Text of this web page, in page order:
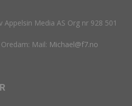
Appelsin Media AS Org nr 928 501
Mail: Michael@f7.no